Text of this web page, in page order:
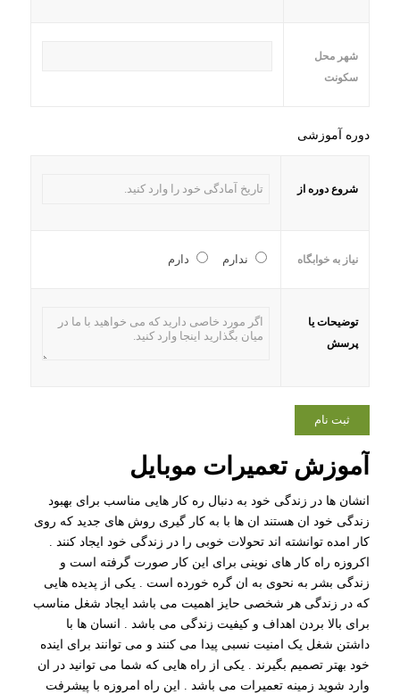
شهر محل
سکونت
دوره آموزشی
شروع دوره از
نیاز به خوابگاه ندارم دارم
توضیحات یا
پرسش
آموزش تعمیرات موبایل
انشان ها در زندگی خود به دنبال ره کار هایی مناسب برای بهبود
زندگی خود ان هستند ان ها با به کار گیری روش های جدید که روی
کار امده توانشته اند تحولات خوبی را در زندگی خود ایجاد کنند .
اکروزه راه کار های نوینی برای این کار صورت گرفته است و
زندگی بشر به نحوی به ان گره خورده است . یکی از پدیده هایی
که در زندگی هر شخصی حایز اهمیت می باشد ایجاد شغل مناسب
برای بالا بردن اهداف و کیفیت زندگی می باشد . انسان ها با
داشتن شغل یک امنیت نسبی پیدا می کنند و می توانند برای اینده
خود بهتر تصمیم بگیرند . یکی از راه هایی که شما می توانید در ان
وارد شوید زمینه تعمیرات می باشد . این راه امروزه با پیشرفت